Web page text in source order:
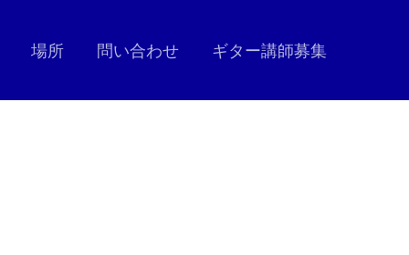
場所 問い合わせ ギター講師募集